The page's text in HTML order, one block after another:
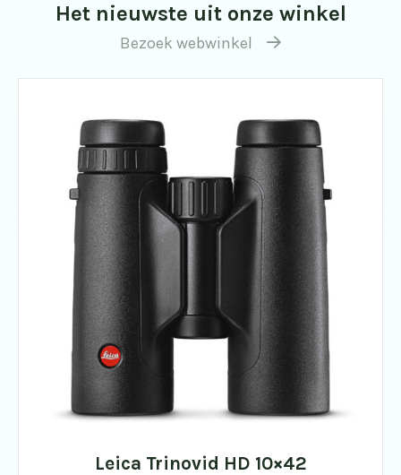
Het nieuwste uit onze winkel
Bezoek webwinkel
Leica Trinovid HD 10×42